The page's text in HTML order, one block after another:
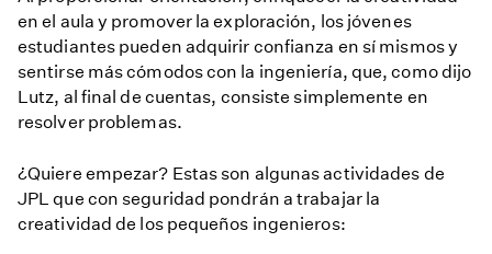
en el aula y promover la exploración, los jóvenes
estudiantes pueden adquirir confianza en sí mismos y
sentirse más cómodos con la ingeniería, que, como dijo
Lutz, al final de cuentas, consiste simplemente en
resolver problemas.
¿Quiere empezar? Estas son algunas actividades de
JPL que con seguridad pondrán a trabajar la
creatividad de los pequeños ingenieros: